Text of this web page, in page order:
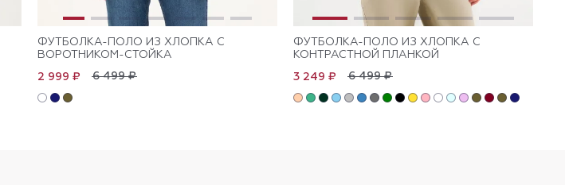
ФУТБОЛКА-ПОЛО ИЗ ХЛОПКА С
ВОРОТНИКОМ-СТОЙКА
6 499 ₽
2 999 ₽
ФУТБОЛКА-ПОЛО ИЗ ХЛОПКА С
КОНТРАСТНОЙ ПЛАНКОЙ
6 499 ₽
3 249 ₽